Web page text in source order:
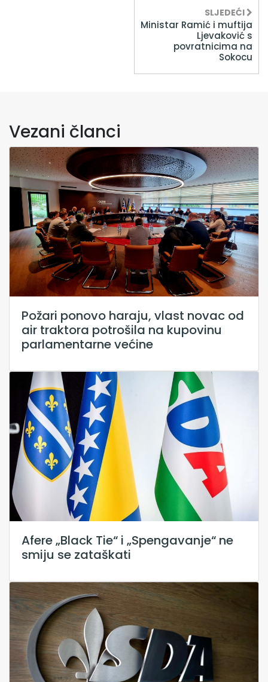
SLJEDEĆI
Ministar Ramić i muftija
Ljevaković s
povratnicima na
Sokocu
Vezani članci
Požari ponovo haraju, vlast novac od
air traktora potrošila na kupovinu
parlamentarne većine
Afere „Black Tie“ i „Spengavanje“ ne
smiju se zataškati